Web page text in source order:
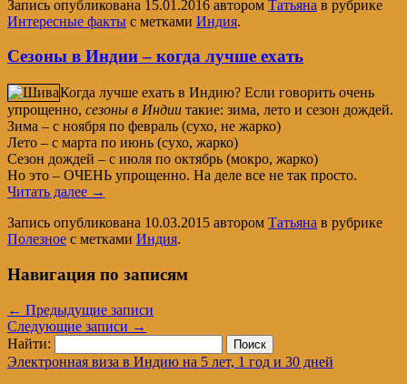
Запись опубликована 15.01.2016 автором Татьяна в рубрике
Интересные факты с метками Индия.
Сезоны в Индии – когда лучше ехать
Когда лучше ехать в Индию? Если говорить очень
упрощенно, сезоны в Индии такие: зима, лето и сезон дождей.
Зима – с ноября по февраль (сухо, не жарко)
Лето – с марта по июнь (сухо, жарко)
Сезон дождей – с июля по октябрь (мокро, жарко)
Но это – ОЧЕНЬ упрощенно. На деле все не так просто.
Читать далее →
Запись опубликована 10.03.2015 автором Татьяна в рубрике
Полезное с метками Индия.
Навигация по записям
← Предыдущие записи
Следующие записи →
Найти:
Электронная виза в Индию на 5 лет, 1 год и 30 дней